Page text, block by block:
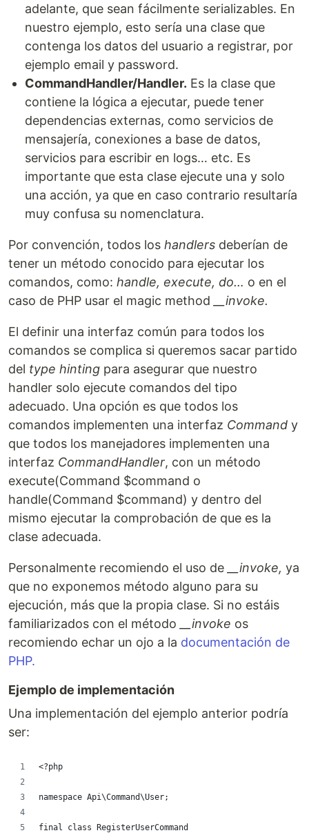
adelante, que sean fácilmente serializables. En
nuestro ejemplo, esto sería una clase que
contenga los datos del usuario a registrar, por
ejemplo email y password.
CommandHandler/Handler. Es la clase que
contiene la lógica a ejecutar, puede tener
dependencias externas, como servicios de
mensajería, conexiones a base de datos,
servicios para escribir en logs… etc. Es
importante que esta clase ejecute una y solo
una acción, ya que en caso contrario resultaría
muy confusa su nomenclatura.
Por convención, todos los handlers deberían de
tener un método conocido para ejecutar los
comandos, como: handle, execute, do… o en el
caso de PHP usar el magic method
__invoke.
El definir una interfaz común para todos los
comandos se complica si queremos sacar partido
del type hinting para asegurar que nuestro
handler solo ejecute comandos del tipo
adecuado. Una opción es que todos los
comandos implementen una interfaz Command y
que todos los manejadores implementen una
interfaz CommandHandler, con un método
execute(Command $command o
handle(Command $command) y dentro del
mismo ejecutar la comprobación de que es la
clase adecuada.
Personalmente recomiendo el uso de __invoke, ya
que no exponemos método alguno para su
ejecución, más que la propia clase. Si no estáis
familiarizados con el método
__invoke os
recomiendo echar un ojo a la documentación de
PHP.
Ejemplo de implementación
Una implementación del ejemplo anterior podría
ser:
<?php
namespace Api\Command\User;
final class RegisterUserCommand